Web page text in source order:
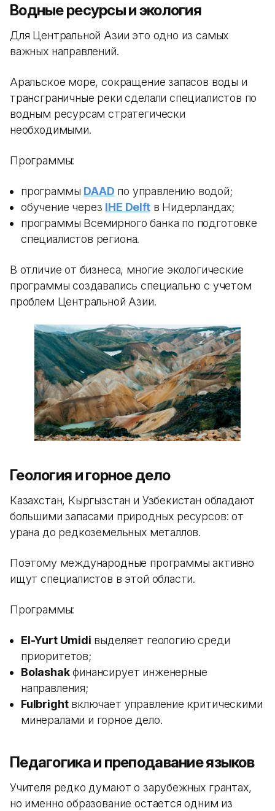
Водные ресурсы и экология
Для Центральной Азии это одно из самых
важных направлений.
Аральское море, сокращение запасов воды и
трансграничные реки сделали специалистов по
водным ресурсам стратегически
необходимыми.
Программы:
программы DAAD по управлению водой;
обучение через IHE Delftв Нидерландах;
программы Всемирного банка по подготовке
специалистов региона.
В отличие от бизнеса, многие экологические
программы создавались специально с учетом
проблем Центральной Азии.
Геология и горное дело
Казахстан, Кыргызстан и Узбекистан обладают
большими запасами природных ресурсов: от
урана до редкоземельных металлов.
Поэтому международные программы активно
ищут специалистов в этой области.
Программы:
El-Yurt Umidi выделяет геологию среди
приоритетов;
Bolashakфинансирует инженерные
направления;
Fulbrightвключает управление критическими
минералами и горное дело.
Педагогика и преподавание языков
Учителя редко думают о зарубежных грантах,
но именно образование остается одним из